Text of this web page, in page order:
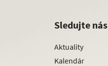
Sledujte nás
Aktuality
Kalendár